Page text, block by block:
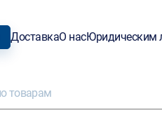
ДоставкаО насЮридическим